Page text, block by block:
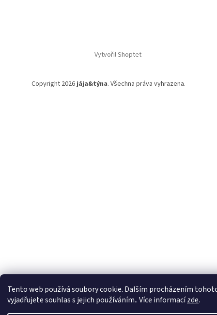
Tento web používá soubory cookie. Dalším procházením
vyjadřujete souhlas s jejich používáním.. Více informacízde.
Vytvořil Shoptet
Copyright 2026jája&týna. Všechna práva vyhrazena.